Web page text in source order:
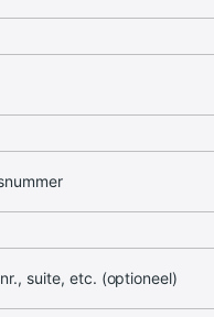
suite, etc. (optioneel)